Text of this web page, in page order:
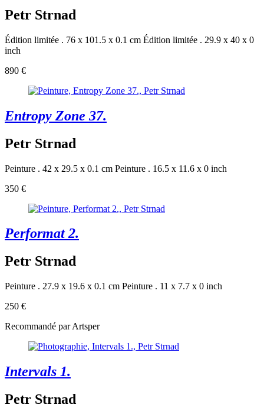
Petr Strnad
Édition limitée . 76 x 101.5 x 0.1 cm Édition limitée . 29.9 x 40 x 0
inch
890 €
Entropy Zone 37.
Petr Strnad
Peinture . 42 x 29.5 x 0.1 cm Peinture . 16.5 x 11.6 x 0 inch
350 €
Performat 2.
Petr Strnad
Peinture . 27.9 x 19.6 x 0.1 cm Peinture . 11 x 7.7 x 0 inch
250 €
Recommandé par Artsper
Intervals 1.
Petr Strnad